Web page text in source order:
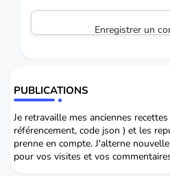
Enregistrer un
PUBLICATIONS
Je retravaille mes anciennes
référencement, code json ) et les
prenne en compte. J'alterne
pour vos visites et vos